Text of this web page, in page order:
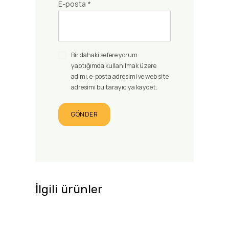
E-posta *
Bir dahaki sefere yorum
yaptığımda kullanılmak üzere
adımı, e-posta adresimi ve web site
adresimi bu tarayıcıya kaydet.
İlgili ürünler